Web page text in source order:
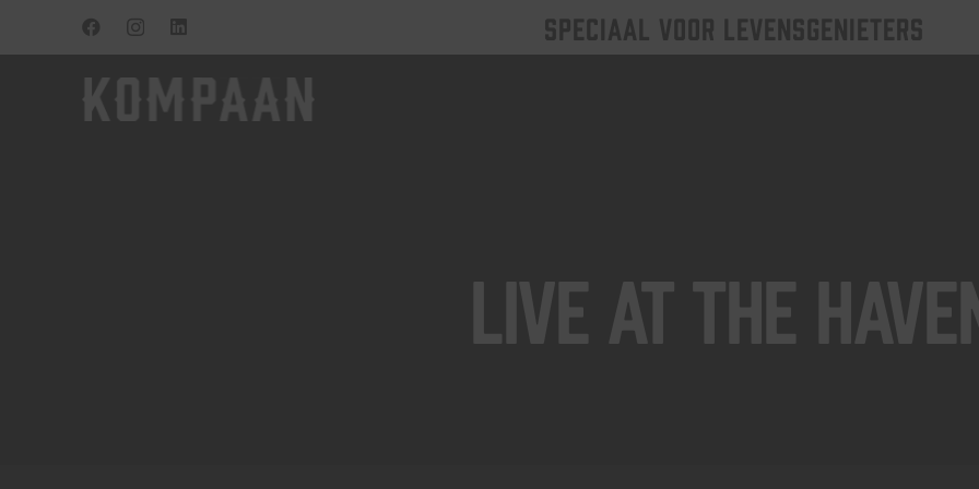
SPECIAAL VOOR LEVENSGENIETERS
Live At The